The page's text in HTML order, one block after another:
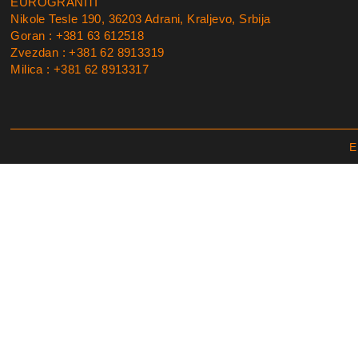
Nikole Tesle 190, 36203 Adrani, Kraljevo, Srbija
Goran : +381 63 612518
Zvezdan : +381 62 8913319
Milica : +381 62 8913317